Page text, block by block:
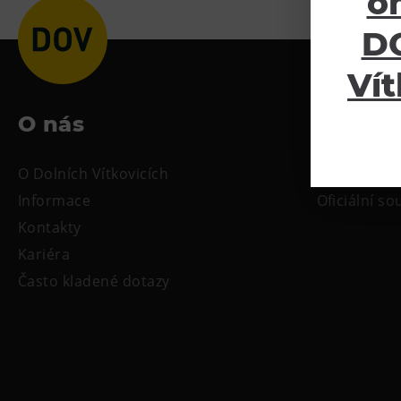
O nás
O Dolních Vítkovicích
Informace
Kontakty
Kariéra
Často kladené dotazy
Ke
Oficiální